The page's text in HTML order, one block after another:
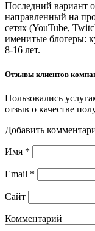
Последний вариант
направленный на
сетях (YouTube,
именитые блогеры:
8-16 лет.
Отзывы клиентов
Пользовались
отзыв о качестве
Добавить
Имя *
Email *
Сайт
Комментарий